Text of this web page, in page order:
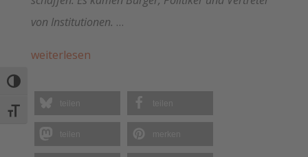
Umschalten auf hohe Kontraste
Schrift vergrößern
von Institutionen. …
weiterlesen
teilen teilen
teilen